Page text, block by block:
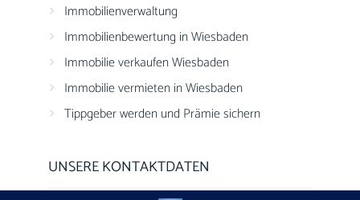
Immobilienverwaltung
Immobilienbewertung in Wiesbaden
Immobilie verkaufen Wiesbaden
Immobilie vermieten in Wiesbaden
Tippgeber werden und Prämie sichern
UNSERE KONTAKTDATEN